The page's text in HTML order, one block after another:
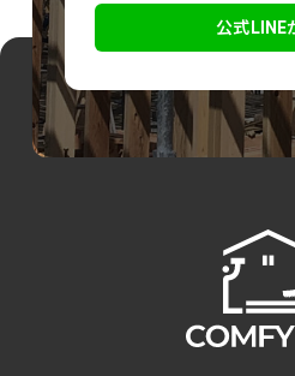
公式LINE